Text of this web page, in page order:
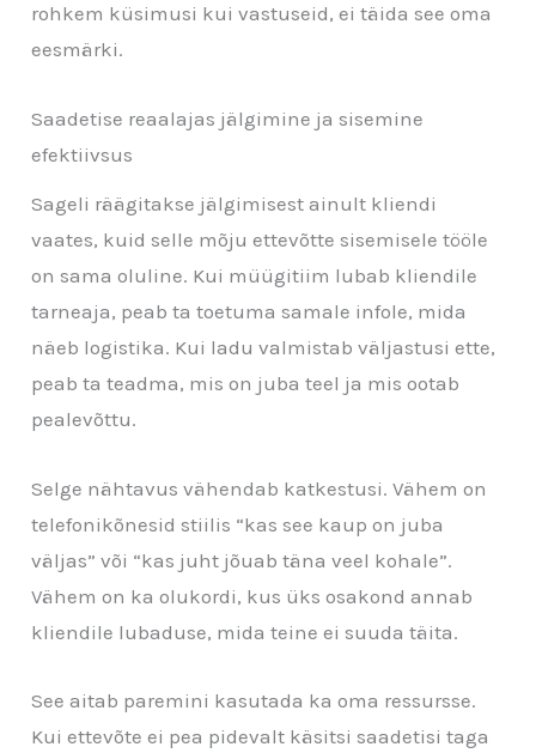
rohkem küsimusi kui vastuseid, ei täida see oma
eesmärki.
Saadetise reaalajas jälgimine ja sisemine
efektiivsus
Sageli räägitakse jälgimisest ainult kliendi
vaates, kuid selle mõju ettevõtte sisemisele tööle
on sama oluline. Kui müügitiim lubab kliendile
tarneaja, peab ta toetuma samale infole, mida
näeb logistika. Kui ladu valmistab väljastusi ette,
peab ta teadma, mis on juba teel ja mis ootab
pealevõttu.
Selge nähtavus vähendab katkestusi. Vähem on
telefonikõnesid stiilis “kas see kaup on juba
väljas” või “kas juht jõuab täna veel kohale”.
Vähem on ka olukordi, kus üks osakond annab
kliendile lubaduse, mida teine ei suuda täita.
See aitab paremini kasutada ka oma ressursse.
Kui ettevõte ei pea pidevalt käsitsi saadetisi taga